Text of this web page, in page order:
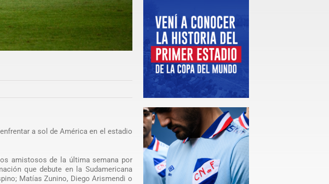
a sol de América en el estadio
amistosos de la última semana por
que debute en la Sudamericana
Matías Zunino, Diego Arismendi o